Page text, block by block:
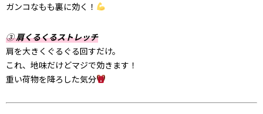
ガンコなもも裏に効く！
③肩くるくるストレッチ
肩を大きくぐるぐる回すだけ。
これ、地味だけどマジで効きます！
重い荷物を降ろした気分